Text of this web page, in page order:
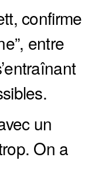
confirme
entre
un
On a